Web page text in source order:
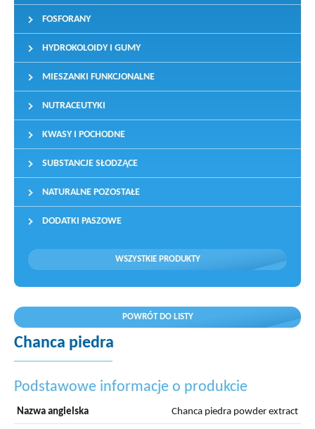
FOSFORANY
HYDROKOLOIDY I GUMY
MIESZANKI FUNKCJONALNE
NUTRACEUTYKI
KWASY I POCHODNE
SUBSTANCJE SŁODZĄCE
NATURALNE POZOSTAŁE
DODATKI PASZOWE
WSZYSTKIE PRODUKTY
POWRÓT DO LISTY
Chanca piedra
Podstawowe informacje o produkcie
Nazwa angielska Chanca piedra powder extract